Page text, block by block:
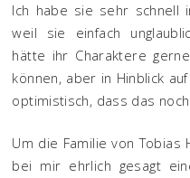
Ich habe sie sehr schnell
weil sie einfach
hätte ihr Charaktere
können, aber in Hinblick
optimistisch, dass das
Um die Familie von
bei mir ehrlich gesagt